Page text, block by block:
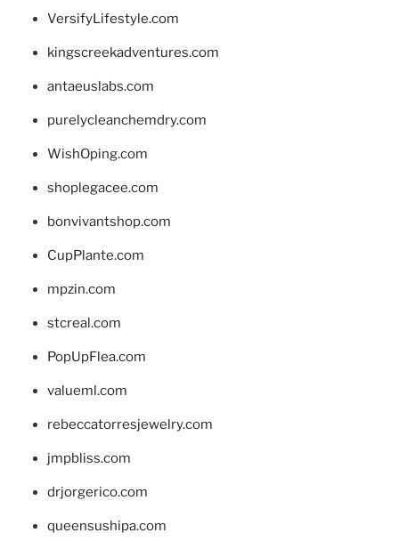
VersifyLifestyle.com
kingscreekadventures.com
antaeuslabs.com
purelycleanchemdry.com
WishOping.com
shoplegacee.com
bonvivantshop.com
CupPlante.com
mpzin.com
stcreal.com
PopUpFlea.com
valueml.com
rebeccatorresjewelry.com
jmpbliss.com
drjorgerico.com
queensushipa.com